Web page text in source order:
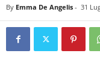
By Emma De Angelis - 31